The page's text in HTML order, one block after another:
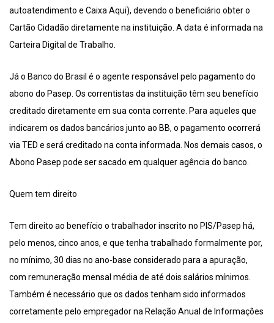
autoatendimento e Caixa Aqui), devendo o beneficiário obter o
Cartão Cidadão diretamente na instituição. A data é informada na
Carteira Digital de Trabalho.
Já o Banco do Brasil é o agente responsável pelo pagamento do
abono do Pasep. Os correntistas da instituição têm seu benefício
creditado diretamente em sua conta corrente. Para aqueles que
indicarem os dados bancários junto ao BB, o pagamento ocorrerá
via TED e será creditado na conta informada. Nos demais casos, o
Abono Pasep pode ser sacado em qualquer agência do banco.
Quem tem direito
Tem direito ao benefício o trabalhador inscrito no PIS/Pasep há,
pelo menos, cinco anos, e que tenha trabalhado formalmente por,
no mínimo, 30 dias no ano-base considerado para a apuração,
com remuneração mensal média de até dois salários mínimos.
Também é necessário que os dados tenham sido informados
corretamente pelo empregador na Relação Anual de Informações